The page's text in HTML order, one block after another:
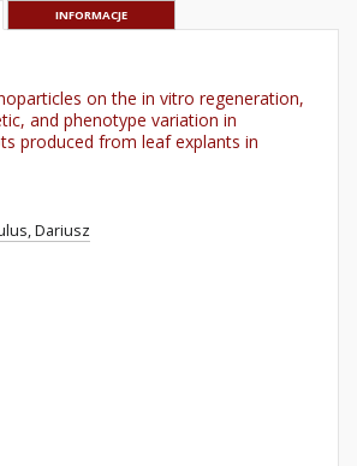
INFORMACJE
on the in vitro regeneration,
and phenotype variation in
produced from leaf explants in
Dariusz